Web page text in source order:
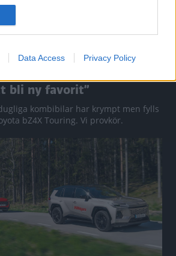
specified purposes in below Google
Data Access Privacy Policy
bli ny favorit”
kombibilar har krympt men fylls
bZ4X Touring. Vi provkör.